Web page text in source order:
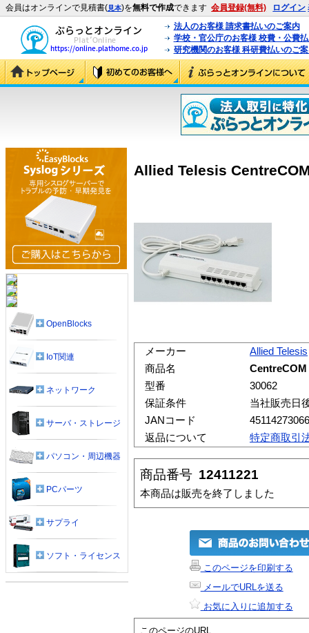
会員はオンラインで見積書(見本)を無料で作成できます 会員登録(無料) ログイン
法人のお客様 請求書払いのご案内
学校・官公庁のお客様 校費・公費
研究機関のお客様 科研費払いのご
Allied Telesis
メーカー
Allied Telesis
商品名
CentreCOM
型番
30062
保証条件
当社販売日
JANコード
返品について
特定商取引
商品番号 12411221
本商品は販売を終了しました
このページを印刷する
メールでURLを送る
お気に入りに追加する
このページのURL
OpenBlocks
IoT関連
ネットワーク
サーバ・ストレージ
パソコン・周辺機器
PCパーツ
サプライ
ソフト・ライセンス